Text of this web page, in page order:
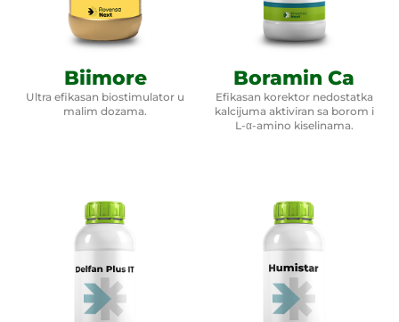
Biimore
Ultra efikasan biostimulator u
malim dozama.
Boramin Ca
Efikasan korektor nedostatka
kalcijuma aktiviran sa borom i
L-α-amino kiselinama.